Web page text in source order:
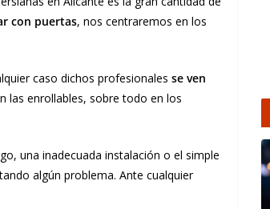
con puertas, nos centraremos en los
caso dichos profesionales se ven
las enrollables, sobre todo en los
una inadecuada instalación o el simple
algún problema. Ante cualquier